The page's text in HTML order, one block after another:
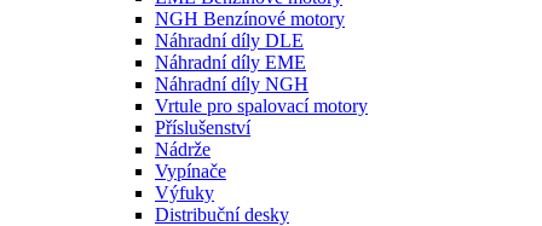
NGH Benzínové motory
Náhradní díly DLE
Náhradní díly EME
Náhradní díly NGH
Vrtule pro spalovací motory
Příslušenství
Nádrže
Vypínače
Výfuky
Distribuční desky